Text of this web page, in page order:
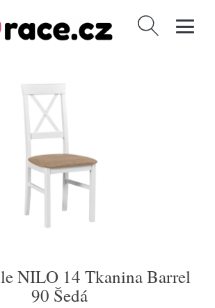
Vyhledávání
NILO 14 Tkanina Barrel
90 Šedá